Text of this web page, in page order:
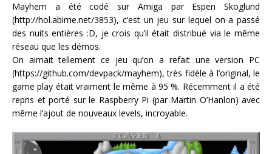
Mayhem a été codé sur Amiga par Espen Skoglund
(http://hol.abime.net/3853), c’est un jeu sur lequel on a passé
des nuits entières :D, je crois qu’il était distribué via le même
réseau que les démos.
On aimait tellement ce jeu qu’on a refait une version PC
(https://github.com/devpack/mayhem), très fidèle à l’original, le
game play était vraiment le même à 95 %. Récemment il a été
repris et porté sur le Raspberry Pi (par Martin O’Hanlon) avec
même l’ajout de nouveaux levels, incroyable.